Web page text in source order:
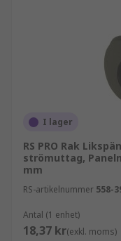
I lager
RS PRO Rak
strömuttag,
mm
RS-artikelnummer 558-
Antal (1 enhet)
18,37 kr(exkl. moms)